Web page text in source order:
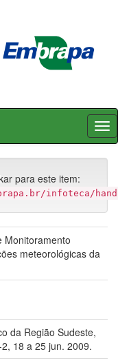
para este item:
infoteca/
Monitoramento
meteorológicas da
da Região Sudeste,
18 a 25 jun. 2009.